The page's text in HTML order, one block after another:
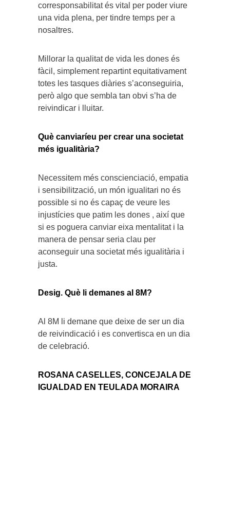
corresponsabilitat és vital per poder viure
una vida plena, per tindre temps per a
nosaltres.
Millorar la qualitat de vida les dones és
fàcil, simplement repartint equitativament
totes les tasques diàries s’aconseguiria,
però algo que sembla tan obvi s’ha de
reivindicar i lluitar.
Què canviaríeu per crear una societat
més igualitària?
Necessitem més conscienciació, empatia
i sensibilització, un món igualitari no és
possible si no és capaç de veure les
injustícies que patim les dones , així que
si es poguera canviar eixa mentalitat i la
manera de pensar seria clau per
aconseguir una societat més igualitària i
justa.
Desig. Què li demanes al 8M?
Al 8M li demane que deixe de ser un dia
de reivindicació i es convertisca en un dia
de celebració.
ROSANA CASELLES, CONCEJALA DE
IGUALDAD EN TEULADA MORAIRA